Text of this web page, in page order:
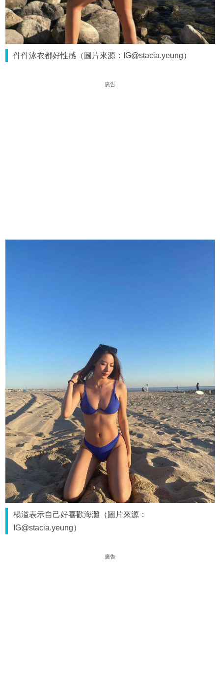
件件泳衣都好性感（圖片來源：IG@stacia.yeung）
廣告
楊溢表示自己好喜歡海灘（圖片來源：
IG@stacia.yeung）
廣告